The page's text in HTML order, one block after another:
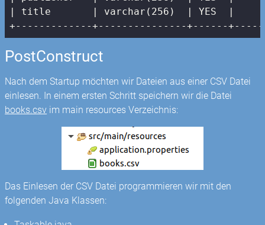
|
title | varchar(256)  | YES
|
+-------------+---------------+------
PostConstruct
Nach dem Startup möchten wir Dateien aus einer CSV Datei
einlesen. In einem ersten Schritt speichern wir die Datei
books.csv im main resources Verzeichnis:
Das Einlesen der CSV Datei programmieren wir mit den
folgenden Java Klassen: